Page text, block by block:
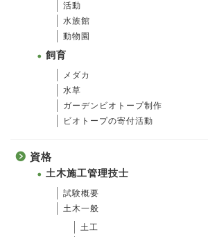
活動
水族館
動物園
飼育
メダカ
水草
ガーデンビオトープ制作
ビオトープの寄付活動
資格
土木施工管理技士
試験概要
土木一般
土工